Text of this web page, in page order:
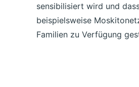
sensibilisiert wird und
beispielsweise
Familien zu Verfügung